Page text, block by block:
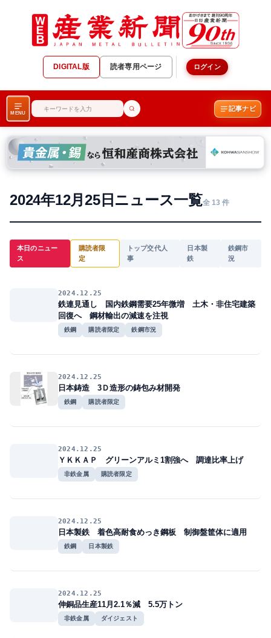
DIGITAL版 読者専用ページ ログイン
MENU
記事ナビ
2024年12月25日ニュース一覧全 13 件
本日のニュー
ス
購読者限
定
トップ交代人
事
日本製
鉄
鉄鋼市
況
2024.12.25
鉄連見通し 国内鉄鋼需要25年微増 土木・非住宅建築
回復へ 鋼材輸出の減速を注視
鉄鋼 購読者限定 鉄鋼市況
2024.12.25
日本鋳造 3Ｄ造形の鋳包み材開発
鉄鋼 購読者限定
2024.12.25
ＹＫＫＡＰ グリーンアルミ1割強へ 調達比率上げ
非鉄金属 購読者限定
2024.12.25
日本製鉄 着色高耐食めっき鋼板 制御盤筐体に適用
鉄鋼 日本製鉄
2024.12.25
伸銅品生産11月2.1％減 5.5万トン
非鉄金属 ダイジェスト